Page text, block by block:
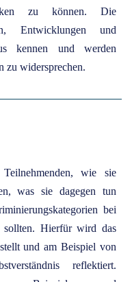
zu können. Die
Entwicklungen und
kennen und werden
zu widersprechen.
wie sie
was sie dagegen tun
bei
sollten. Hierfür wird das
und am Beispiel von
reflektiert.